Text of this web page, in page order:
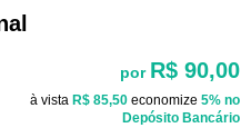
por R$ 90,00
à vista R$ 85,50 economize 5% no
Depósito Bancário